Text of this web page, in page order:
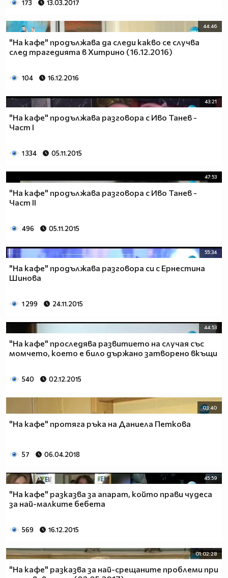
173 13.03.2017
44:46
"На кафе" продължава да следи какво се случва
след трагедията в Хитрино (16.12.2016)
104 16.12.2016
43:21
"На кафе" продължава разговора с Иво Танев -
Част I
1 334 05.11.2015
47:53
"На кафе" продължава разговора с Иво Танев -
Част II
496 05.11.2015
55:34
"На кафе" продължава разговора си с Ернестина
Шинова
1 299 24.11.2015
44:53
"На кафе" проследява развитието на случая със
момчето, което е било държано затворено вкъщи
540 02.12.2015
03:40
"На кафе" протяга ръка на Даниела Петкова
57 06.04.2018
45:59
"На кафе" разказва за апарат, който прави чудеса
за най-малките бебета
569 16.12.2015
01:02:28
"На кафе" разказва за най-срещаните проблеми при